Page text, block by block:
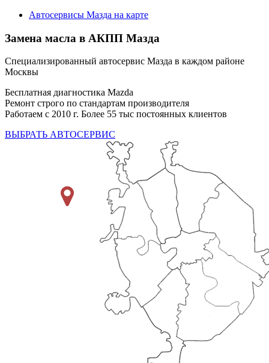
Автосервисы Мазда на карте
Замена масла в АКПП Мазда
Специализированный автосервис Мазда в каждом районе
Москвы
Бесплатная диагностика Mazda
Ремонт строго по стандартам производителя
Работаем с 2010 г. Более 55 тыс постоянных клиентов
ВЫБРАТЬ АВТОСЕРВИС